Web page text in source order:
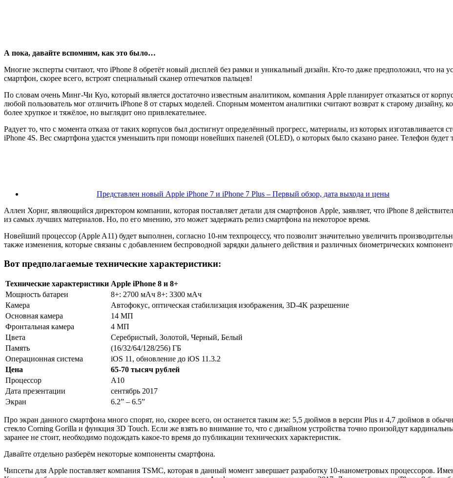
А пока, давайте вспомним, как это было…
Многие эксперты считают, что iPhone 8 обретёт новый дисплей без рамки и уникальный дизайн. Кто-то даже предположил, что на
смартфон, скорее всего, встроят специальный сканер отпечатков пальцев!
По словам очень Минг-Чи Куо, который является достаточно известным аналитиком, компания Apple планирует отказаться от
любой пользователь мог отличить iPhone 8 от старых моделей. Спорным моментом аналитики считают возврат к старому дизайну,
более хрупкое и тяжёлое, но выглядит оно привлекательнее.
Радует то, что с момента отказа от таких корпусов был достигнут определённый прогресс, материалы, из которых
iPhone 4S. Вес смартфона удастся уменьшить при помощи новейших панелей (OLED), о которых было сказано ранее. Телефон будет
Представлен новый Apple iPhone 7 и iPhone 7 Plus – Первый обзор, дата выхода и цены
Аллен Хорнг, являющийся директором компании, которая поставляет детали для смартфонов Apple, заявляет, что iPhone 8
из самых лучших материалов. Но, по его мнению, это может задержать релиз смартфона на некоторое время.
Новейший процессор (Apple A11) будет выполнен, согласно 10-нм техпроцессу, что позволит значительно увеличить
также изменения, которые связаны с добавлением беспроводной зарядки дальнего действия и различных биометрических
Вот предполагаемые технические характеристики:
Технические характеристики Apple iPhone 8 и 8+
Мощность батареи
8+: 2700 мАч 8+: 3300 мАч
Камера
Автофокус, оптическая стабилизация изображения, 3D-4K разрешение
Основная камера
14 МП
Фронтальная камера
4 МП
Цвета
Серебристый, Золотой, Черный, Белый
Память
(16/32/64/128/256) ГБ
Операционная система
iOS 11, обновление до iOS 11.3.2
Цена
65-70 тысяч рублей
Процессор
A10
Дата презентации
сентябрь 2017
Экран
6.2” – 6.5”
Про экран данного смартфона много спорят, но, скорее всего, он останется таким же: 5,5 дюймов в версии Plus и 4,7 дюймов в
стекло Corning Gorilla и функция 3D Touch. Если же взять во внимание то, что с дизайном устройства точно произойдут
заранее не стоит, необходимо подождать какое-то время до публикации технических характеристик.
Давайте отдельно разберём некоторые компоненты смартфона.
Чипсеты для Apple поставляет компания TSMC, которая в данный момент завершает разработку 10-нанометровых процессоров.